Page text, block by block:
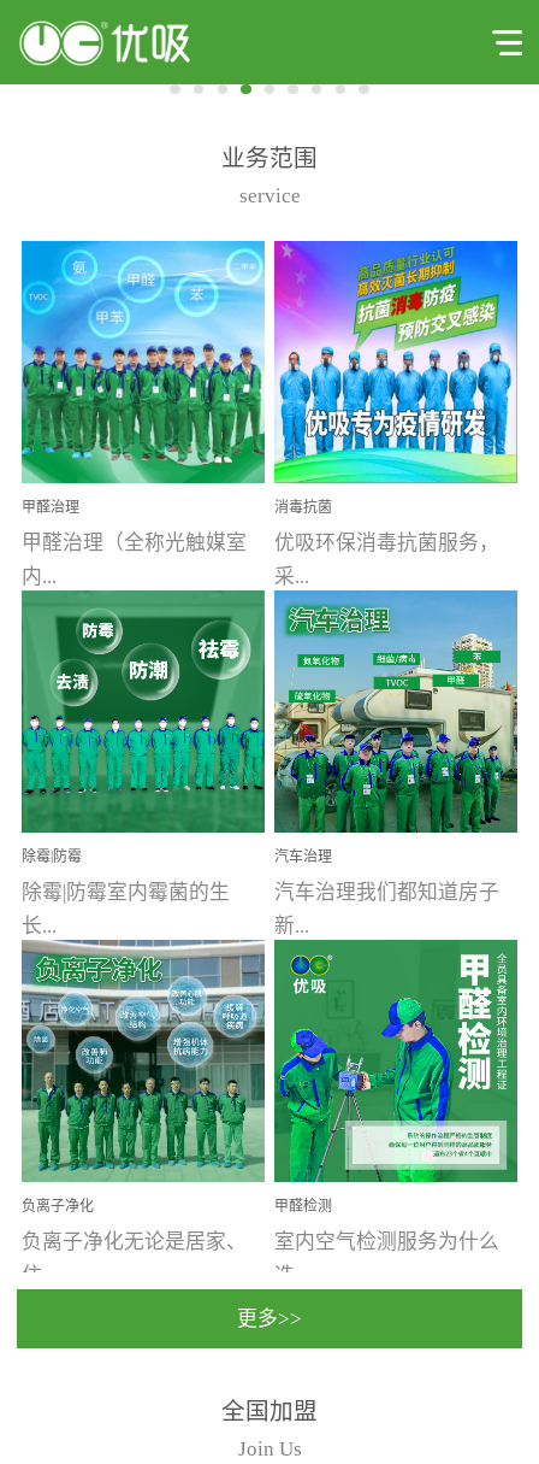
业务范围
service
甲醛治理
甲醛治理（全称光触媒室
内...
空气污染净化治理）工业
文明的进步，创造了多姿
多彩的家居产品和生活情
调，但也带来了以甲醛为
首的室内...
消毒抗菌
优吸环保消毒抗菌服务，
采...
用行业公认奥维牌消毒
液，具备杀死人体冠状病
毒的功效，杀菌率
99.99%。相对于传统消毒
液来说，无...
除霉|防霉
除霉|防霉室内霉菌的生
长...
受温度、湿度、基质养
分、通风四个条件影响，
温暖潮湿、营养物质多、
通风缓慢的空间最易滋生
大量霉菌的...
汽车治理
汽车治理我们都知道房子
新...
装修完会有甲醛，其实汽
车的甲醛超标问题更为严
重。汽车的空间范围小，
配件、皮具、装饰多，这
些都是汽...
负离子净化
负离子净化无论是居家、
住...
动，人类长时间停留的室
内空间都有整体消毒的需
甲醛检测
室内空气检测服务为什么
选...
行国家规定的标准检测方
法，空气采样量准确，检
更多>>
全国加盟
Join Us